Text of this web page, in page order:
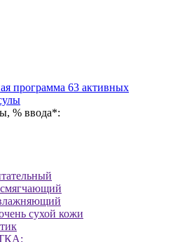
программа 63 активных
% ввода*:
сухой кожи